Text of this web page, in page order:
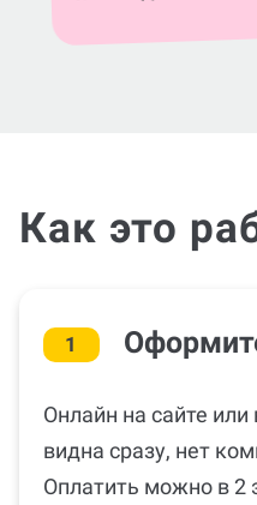
Как это
1
Онлайн на сайте
видна сразу, нет
Оплатить можно в 2